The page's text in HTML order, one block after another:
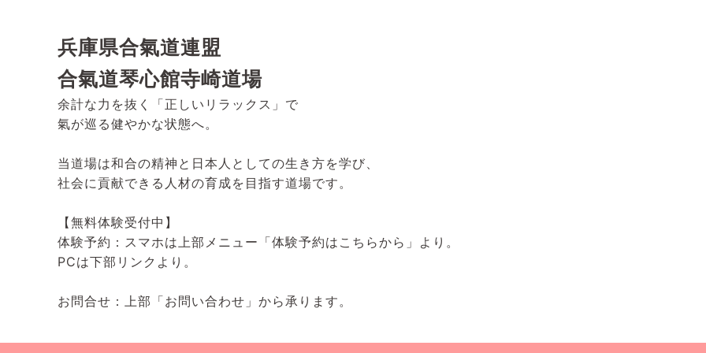
兵庫県合氣道連盟
合氣道琴心館寺崎道場
余計な力を抜く「正しいリラックス」で
氣が巡る健やかな状態へ。
当道場は和合の精神と日本人としての生き方を学び、
社会に貢献できる人材の育成を目指す道場です。
【無料体験受付中】
体験予約：スマホは上部メニュー「体験予約はこちらから」より。
PCは下部リンクより。
お問合せ：上部「お問い合わせ」から承ります。